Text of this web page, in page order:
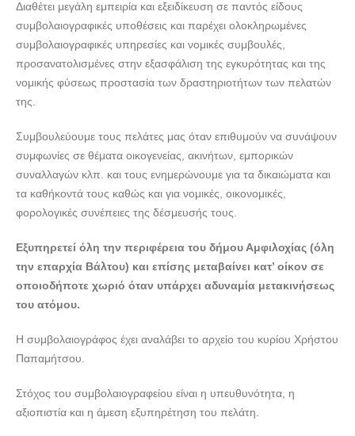
ΥΠΟΘΗΚΟΦΥΛΑΚΑΣ ΣΥΜΒΟΛΑΙΟΓΡΑΦΟΣ ΑΜΦΙΛΟΧΙΑ |
ΣΥΜΒΟΛΑΙΟΓΡΑΦΕΙΟ ΚΟΝΤΟΝΙΚΑ ΘΕΟΔΩΡΑ ---
ΣΥΜΒΟΛΑΙΟΓΡΑΦΕΙΟ ΚΟΝΤΟΝΙΚΑ ΘΕΟΔΩΡΑ ---
lawyers4u.gr
ΥΠΟΘΗΚΟΦΥΛΑΚΑΣ ΣΥΜΒΟΛΑΙΟΓΡΑΦΟΣ ΑΜΦΙΛΟΧΙΑ |
ΣΥΜΒΟΛΑΙΟΓΡΑΦΕΙΟ ΚΟΝΤΟΝΙΚΑ ΘΕΟΔΩΡΑ ---
lawyers4u.gr
ΥΠΟΘΗΚΟΦΥΛΑΚΑΣ ΣΥΜΒΟΛΑΙΟΓΡΑΦΟΣ ΑΜΦΙΛΟΧΙΑ |
lawyers4u.gr
Διαθέτει μεγάλη εμπειρία και εξειδίκευση σε παντός είδους
συμβολαιογραφικές υποθέσεις και παρέχει ολοκληρωμένες
συμβολαιογραφικές υπηρεσίες και νομικές συμβουλές,
προσανατολισμένες στην εξασφάλιση της εγκυρότητας και της
νομικής φύσεως προστασία των δραστηριοτήτων των πελατών
της.
Συμβουλεύουμε τους πελάτες μας όταν επιθυμούν να συνάψουν
συμφωνίες σε θέματα οικογενείας, ακινήτων, εμπορικών
συναλλαγών κλπ. και τους ενημερώνουμε για τα δικαιώματα και
τα καθήκοντά τους καθώς και για νομικές, οικονομικές,
φορολογικές συνέπειες της δέσμευσής τους.
Εξυπηρετεί όλη την περιφέρεια του δήμου Αμφιλοχίας (όλη
την επαρχία Βάλτου) και επίσης μεταβαίνει κατ’ οίκον σε
οποιοδήποτε χωριό όταν υπάρχει αδυναμία μετακινήσεως
του ατόμου.
Η συμβολαιογράφος έχει αναλάβει το αρχείο του κυρίου Χρήστου
Παπαμήτσου.
Στόχος του συμβολαιογραφείου είναι η υπευθυνότητα, η
αξιοπιστία και η άμεση εξυπηρέτηση του πελάτη.